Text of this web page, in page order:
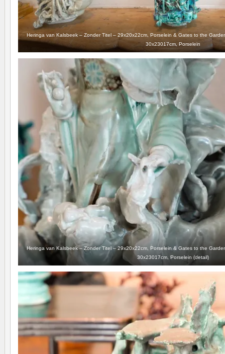
Heringa van Kalsbeek – Zonder Titel – 29x20x22cm, Porselein & Gates to the
30x23017cm, Porselein
Heringa van Kalsbeek – Zonder Titel – 29x20x22cm, Porselein & Gates to the
30x23017cm, Porselein (detail)